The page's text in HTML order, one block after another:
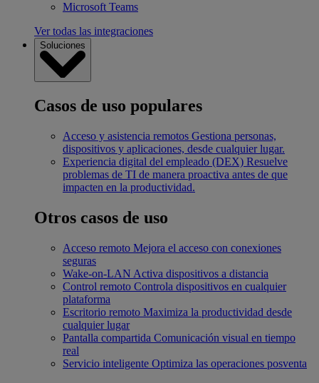
Microsoft Teams
Ver todas las integraciones
Soluciones
Casos de uso populares
Acceso y asistencia remotos Gestiona personas,
dispositivos y aplicaciones, desde cualquier lugar.
Experiencia digital del empleado (DEX) Resuelve
problemas de TI de manera proactiva antes de que
impacten en la productividad.
Otros casos de uso
Acceso remoto Mejora el acceso con conexiones
seguras
Wake-on-LAN Activa dispositivos a distancia
Control remoto Controla dispositivos en cualquier
plataforma
Escritorio remoto Maximiza la productividad desde
cualquier lugar
Pantalla compartida Comunicación visual en tiempo
real
Servicio inteligente Optimiza las operaciones posventa